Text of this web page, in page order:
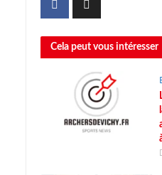
Cela peut vous intéresser